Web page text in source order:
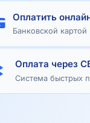
Оплатить
Банковской картой
Оплата через
Система быстрых